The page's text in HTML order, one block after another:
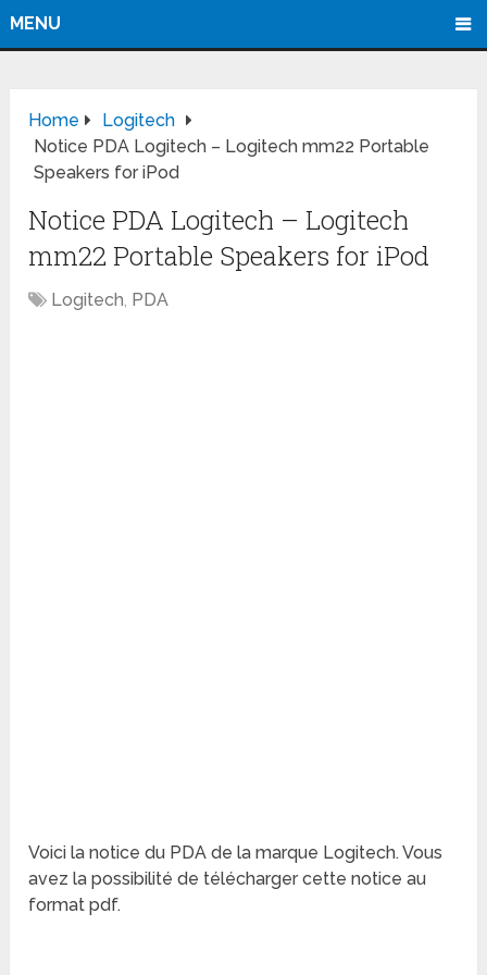
MENU
Home
Logitech
Notice PDA Logitech – Logitech mm22 Portable
Speakers for iPod
Notice PDA Logitech – Logitech
mm22 Portable Speakers for iPod
Logitech, PDA
Voici la notice du PDA de la marque Logitech. Vous
avez la possibilité de télécharger cette notice au
format pdf.